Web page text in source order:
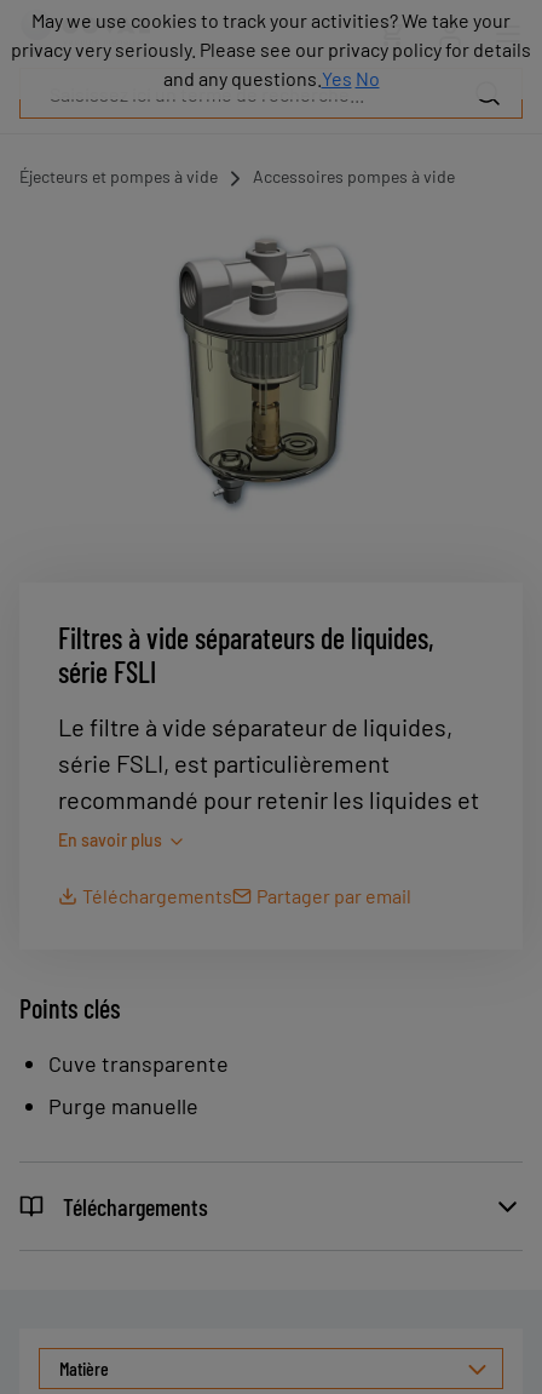
Éjecteurs et pompes à vide Accessoires pompes à vide
Filtres à vide séparateurs de liquides,
série FSLI
Le filtre à vide séparateur de liquides,
série FSLI, est particulièrement
recommandé pour retenir les liquides et
particules présents dans un réseau de
protection du générateur de vide dans
Avantages :
Une purge manuelle dans le fond de
cuve pour évacuer le liquide et les
effectuée quand le réseau de vide
En savoir plus
Téléchargements Partager par email
Points clés
Cuve transparente
Purge manuelle
Téléchargements
Matière
Produits
Industries
Ressources
May we use cookies to track your activities? We take your
privacy very seriously. Please see our privacy policy for details
and any questions. Yes No
May we use cookies to track your activities? We take your
privacy very seriously. Please see our privacy policy for details
and any questions. Yes No